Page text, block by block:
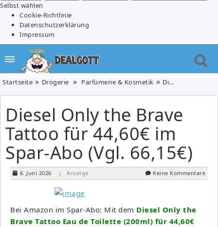
Selbst wählen
Cookie-Richtlinie
Datenschutzerklärung
Impressum
Startseite Drogerie Parfümerie & Kosmetik Diesel Only the Brave Tattoo für 44,60€ im Spar-Abo (Vgl. 66,15€)
Diesel Only the Brave
Tattoo für 44,60€ im
Spar-Abo (Vgl. 66,15€)
6. Juni 2026 | Anzeige Keine Kommentare
Bei Amazon im Spar-Abo: Mit dem Diesel Only the
Brave Tattoo Eau de Toilette (200ml) für 44,60€